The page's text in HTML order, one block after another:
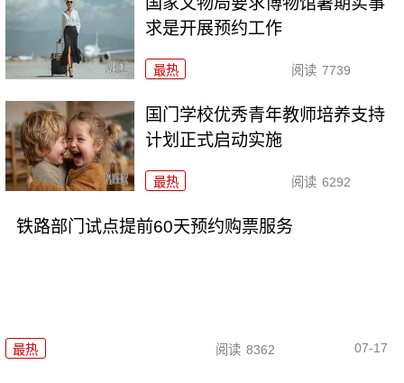
求是开展预约工作
最热 阅读 7739
国门学校优秀青年教师培养支持
计划正式启动实施
最热 阅读 6292
铁路部门试点提前60天预约购票服务
最热 阅读 8362 07-17